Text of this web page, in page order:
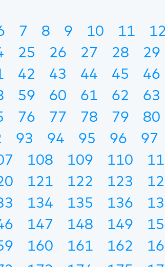
7 8 9 10 11 12
25 26 27 28 29
42 43 44 45 46
59 60 61 62 63
76 77 78 79 80
93 94 95 96 97
108 109 110
121 122 123
134 135 136
147 148 149
160 161 162